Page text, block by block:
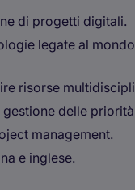
di progetti digitali.
legate al
risorse
delle
management.
e inglese.